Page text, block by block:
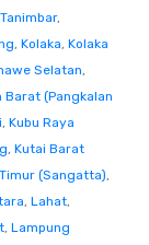
,
, Kolaka, Kolaka
Selatan,
(Pangkalan
, Kubu Raya
, Kutai Barat
(Sangatta),
, Lahat,
, Lampung